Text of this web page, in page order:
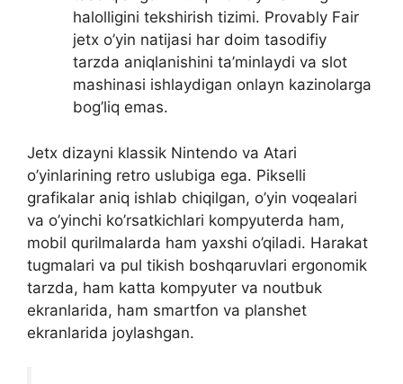
halolligini tekshirish tizimi. Provably Fair
jetx o’yin natijasi har doim tasodifiy
tarzda aniqlanishini ta’minlaydi va slot
mashinasi ishlaydigan onlayn kazinolarga
bog’liq emas.
Jetx dizayni klassik Nintendo va Atari
o’yinlarining retro uslubiga ega. Pikselli
grafikalar aniq ishlab chiqilgan, o’yin voqealari
va o’yinchi ko’rsatkichlari kompyuterda ham,
mobil qurilmalarda ham yaxshi o’qiladi. Harakat
tugmalari va pul tikish boshqaruvlari ergonomik
tarzda, ham katta kompyuter va noutbuk
ekranlarida, ham smartfon va planshet
ekranlarida joylashgan.